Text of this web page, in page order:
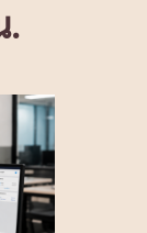
.